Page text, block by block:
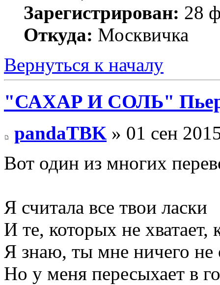
Зарегистрирован: 28
Откуда: Москвичка
Вернуться к началу
"САХАР И СОЛЬ"
pandaTBK » 01 сен
Вот один из многих
Я считала все твои ласки
И те, которых не хватает,
Я знаю, ты мне ничего не
Но у меня пересыхает в